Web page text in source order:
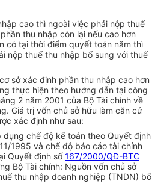
cao thì ngoài việc phải nộp thuế
thu nhập còn lại nếu cao hơn
có tại thời điểm quyết toán năm thì
nộp thuế thu nhập bổ sung với thuế
sở xác định phần thu nhập cao hơn
thực hiện theo hướng dẫn tại công
2 năm 2001 của Bộ Tài chính về
Giá trị vốn chủ sở hữu làm căn cứ
xác định như sau:
chế độ kế toán theo Quyết định
1995 và chế độ báo cáo tài chính
Quyết định số167/2000/QĐ-BTC
Bộ Tài chính: Nguồn vốn chủ sở
thu nhập doanh nghiệp (TNDN) bổ